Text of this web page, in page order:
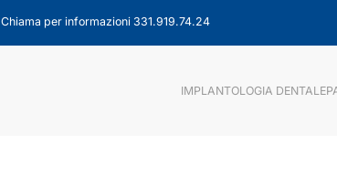
Chiama per informazioni 331.919.74.24
IMPLANTOLOGIA DENTALE